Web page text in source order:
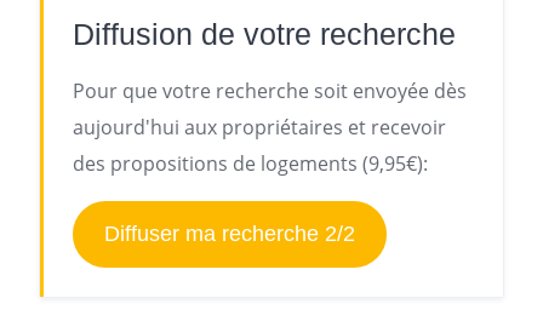
Diffusion de votre recherche
Pour que votre recherche soit envoyée dès
aujourd'hui aux propriétaires et recevoir
des propositions de logements (9,95€):
Diffuser ma recherche 2/2